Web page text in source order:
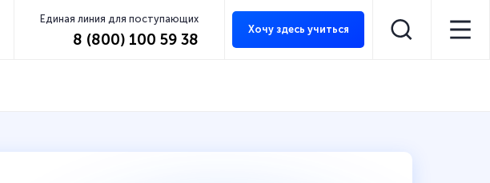
Единая линия для поступающих
8 (800) 100 59 38
Хочу здесь учиться